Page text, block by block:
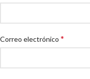
Correo electrónico *